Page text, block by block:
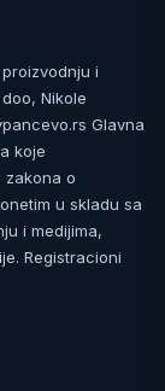
proizvodnju i
Nikole
Glavna
koje
zakona o
u skladu sa
i medijima,
Registracioni